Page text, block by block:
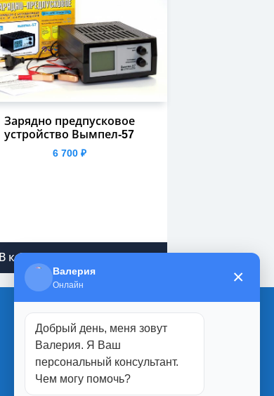
Зарядно предпусковое
устройство Вымпел-57
6 700 ₽
В корзину
Магазины:
г. Белгород
Валерия
Онлайн ×
Добрый день, меня зовут
Валерия. Я Ваш
персональный консультант.
Чем могу помочь?